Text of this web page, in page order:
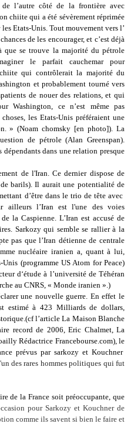
l’autre côté de la frontière avec
chiite qui a été sévèrement réprimée
Etats-Unis. Tout mouvement vers l’
de les encourager, et c’est déjà
que se trouve la majorité du pétrole
le parfait cauchemar pour
qui contrôlerait la majorité du
et probablement tourné vers
de nouer des relations, et qui
Washington, ce n’est même pas
les Etats-Unis préféraient une
» (Noam chomsky [en photo]). La
de pétrole (Alan Greenspan).
dans une relation presque
de l'Iran. Ce dernier dispose de
barils). Il aurait une potentialité de
d’être dans le trio de tête avec
ailleurs l’Iranest l'une des voies
la Caspienne. L’Iran est accusé de
Sarkozy qui semble se rallier à la
pas que l’Iran détienne de centrale
nucléaire iranien a, quant à lui,
(programme US Atom for Peace)
d‘étude à l’université de Téhéran
au CNRS, « Monde iranien ».)
une nouvelle guerre. En effet le
estimé à 423 Milliards de dollars,
l’article La Maison Blanche
record de 2006, Eric Chalmet, La
Rédactrice Francebourse.com), le
prévus par sarkozy et Kouchner
des rares hommes politiques qui fut
de la France soit préoccupante, que
pour Sarkozy et Kouchner de
comme ils savent si bien le faire et